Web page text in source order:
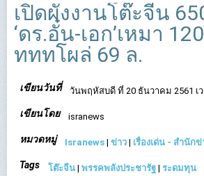
เปิดผังงานโต๊ะจีน
‘ดร.อั๋น-เอก’เหมา
ทททโผล่ 69 ล.
เขียนวันที่ วันพฤหัสบดี ที่ 20 ธันวาคม 2561 เว
เขียนโดย isranews
หมวดหมู่ Isranews | ข่าว | เรื่องเด่น - สำนัก
Tags โต๊ะจีน | พรรคพลังประชารัฐ | ระดมทุน